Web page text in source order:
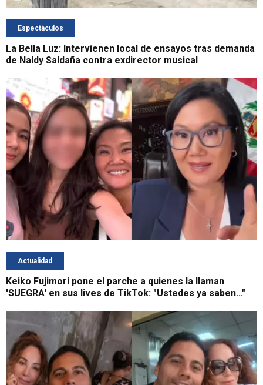
Espectáculos
La Bella Luz: Intervienen local de ensayos tras demanda
de Naldy Saldaña contra exdirector musical
Actualidad
Keiko Fujimori pone el parche a quienes la llaman
'SUEGRA' en sus lives de TikTok: "Ustedes ya saben..."